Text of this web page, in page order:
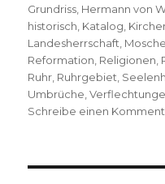
Grundriss Hermann von
historisch Katalog
Landesherrschaft
Reformation Religionen
Ruhr Ruhrgebiet
Umbrüche ,
Schreibe einen